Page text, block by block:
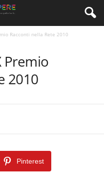
Racconti nella Rete 2010
Premio
2010
Pinterest